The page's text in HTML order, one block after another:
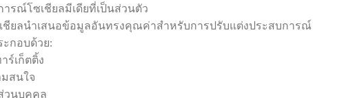
ารณ์โซเชียลมีเดียที่เป็นส่วนตัว
ชียลนำเสนอข้อมูลอันทรงคุณค่าสำหรับการปรับแต่งประสบการณ์
ะกอบด้วย:
ร์เก็ตติ้ง
สนใจ
วนบุคคล